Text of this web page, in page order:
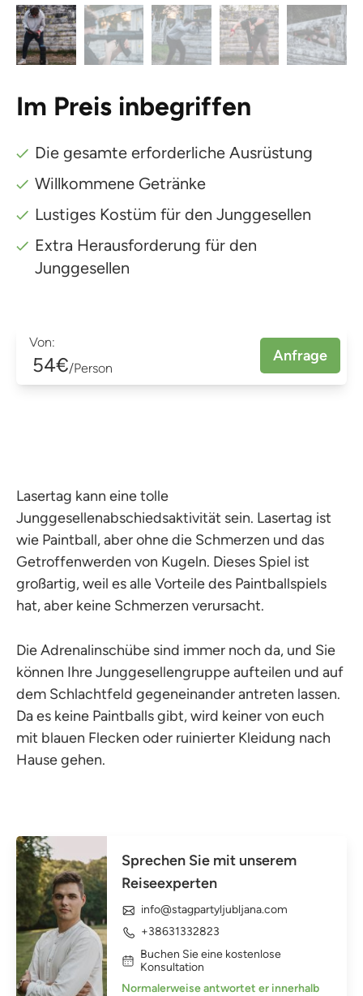
Im Preis inbegriffen
Die gesamte erforderliche Ausrüstung
Willkommene Getränke
Lustiges Kostüm für den Junggesellen
Extra Herausforderung für den
Junggesellen
Von:
54€/Person
Anfrage
Lasertag kann eine tolle
Junggesellenabschiedsaktivität sein. Lasertag ist
wie Paintball, aber ohne die Schmerzen und das
Getroffenwerden von Kugeln. Dieses Spiel ist
großartig, weil es alle Vorteile des Paintballspiels
hat, aber keine Schmerzen verursacht.
Die Adrenalinschübe sind immer noch da, und Sie
können Ihre Junggesellengruppe aufteilen und auf
dem Schlachtfeld gegeneinander antreten lassen.
Da es keine Paintballs gibt, wird keiner von euch
mit blauen Flecken oder ruinierter Kleidung nach
Hause gehen.
Sprechen Sie mit unserem
Reiseexperten
info@stagpartyljubljana.com
+38631332823
Buchen Sie eine kostenlose
Konsultation
Normalerweise antwortet er innerhalb